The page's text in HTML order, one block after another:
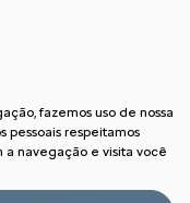
fazemos uso de nossa
pessoais respeitamos
a navegação e visita você